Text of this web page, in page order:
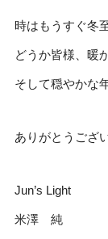
時はもうすぐ冬
どうか皆様、暖
そして穏やかな
ありがとうござ
Jun’s Light
米澤 純